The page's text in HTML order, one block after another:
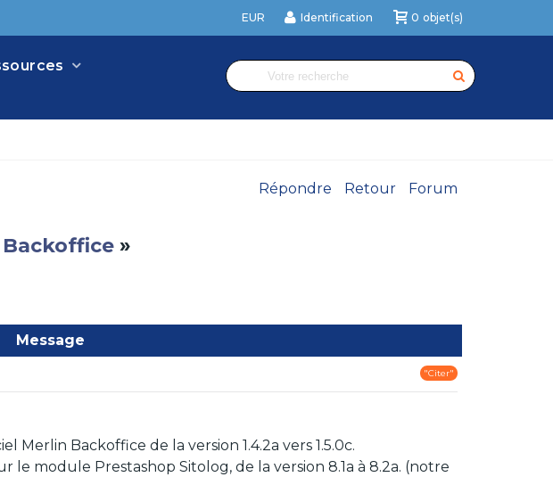
EUR Identification 0 objet(s)
Répondre Retour Forum
»
Message
"Citer"
Merlin Backoffice de la version 1.4.2a vers 1.5.0c.
module Prestashop Sitolog, de la version 8.1a à 8.2a. (notre